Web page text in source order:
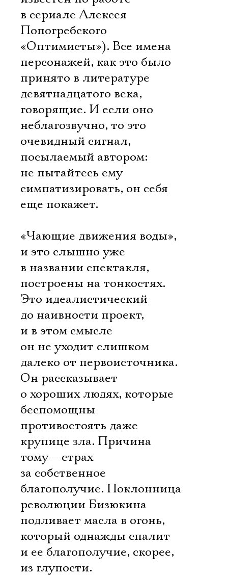
в сериале Алексея
Попогребского
«Оптимисты»). Все имена
персонажей, как это было
принято в литературе
девятнадцатого века,
говорящие. И если оно
неблагозвучно, то это
очевидный сигнал,
посылаемый автором:
не пытайтесь ему
симпатизировать, он себя
еще покажет.
«Чающие движения воды»,
и это слышно уже
в названии спектакля,
построены на тонкостях.
Это идеалистический
до наивности проект,
и в этом смысле
он не уходит слишком
далеко от первоисточника.
Он рассказывает
о хороших людях, которые
беспомощны
противостоять даже
крупице зла. Причина
тому – страх
за собственное
благополучие. Поклонница
революции Бизюкина
подливает масла в огонь,
который однажды спалит
и ее благополучие, скорее,
из глупости.